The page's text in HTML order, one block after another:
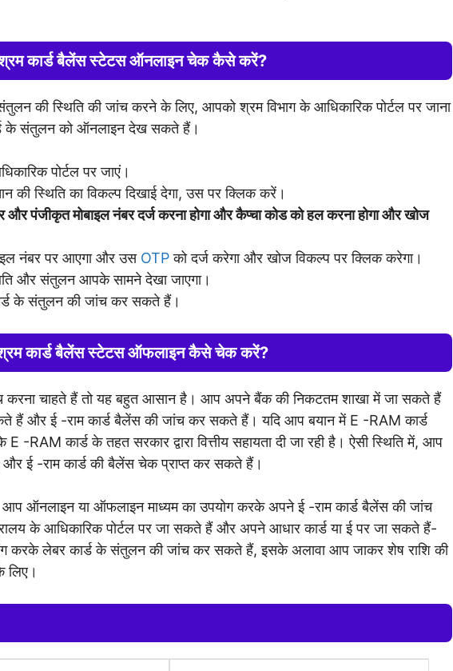
कार्ड बैलेंस स्टेटस ऑनलाइन चेक कैसे करें?
संतुलन की स्थिति की जांच करने के लिए, आपको श्रम विभाग के आधिकारिक पोर्टल पर जाना
के संतुलन को ऑनलाइन देख सकते हैं।
पोर्टल पर जाएं।
की स्थिति का विकल्प दिखाई देगा, उस पर क्लिक करें।
पंजीकृत मोबाइल नंबर दर्ज करना होगा और कैप्चा कोड को हल करना होगा और खोज
नंबर पर आएगा और उस OTPको दर्ज करेगा और खोज विकल्प पर क्लिक करेगा।
और संतुलन आपके सामने देखा जाएगा।
के संतुलन की जांच कर सकते हैं।
कार्ड बैलेंस स्टेटस ऑफलाइन कैसे चेक करें?
करना चाहते हैं तो यह बहुत आसान है। आप अपने बैंक की निकटतम शाखा में जा सकते हैं
हैं और ई -राम कार्ड बैलेंस की जांच कर सकते हैं। यदि आप बयान में E -RAM कार्ड
-RAM कार्ड के तहत सरकार द्वारा वित्तीय सहायता दी जा रही है। ऐसी स्थिति में, आप
ई -राम कार्ड की बैलेंस चेक प्राप्त कर सकते हैं।
ऑनलाइन या ऑफलाइन माध्यम का उपयोग करके अपने ई -राम कार्ड बैलेंस की जांच
के आधिकारिक पोर्टल पर जा सकते हैं और अपने आधार कार्ड या ई पर जा सकते हैं-
करके लेबर कार्ड के संतुलन की जांच कर सकते हैं, इसके अलावा आप जाकर शेष राशि की
लिए।